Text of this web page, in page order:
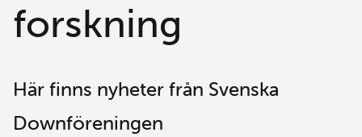
forskning
Här finns nyheter från Svenska
Downföreningen